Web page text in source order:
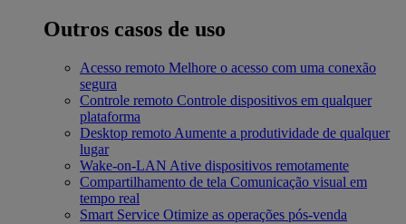
Outros casos de uso
Acesso remoto Melhore o acesso com uma conexão
segura
Controle remoto Controle dispositivos em qualquer
plataforma
Desktop remoto Aumente a produtividade de qualquer
lugar
Wake-on-LAN Ative dispositivos remotamente
Compartilhamento de tela Comunicação visual em
tempo real
Smart Service Otimize as operações pós-venda